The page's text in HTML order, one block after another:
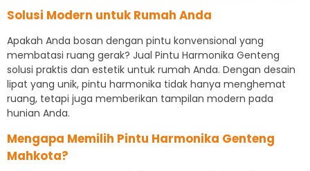
Solusi Modern untuk Rumah Anda
Apakah Anda bosan dengan pintu konvensional yang
membatasi ruang gerak? Jual Pintu Harmonika Genteng
solusi praktis dan estetik untuk rumah Anda. Dengan desain
lipat yang unik, pintu harmonika tidak hanya menghemat
ruang, tetapi juga memberikan tampilan modern pada
hunian Anda.
Mengapa Memilih Pintu Harmonika Genteng
Mahkota?